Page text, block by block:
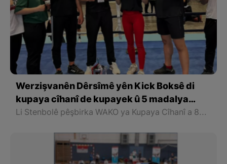
Werzişvanên Dêrsîmê yên Kick Boksê di
kupaya cîhanî de kupayek û 5 madalya
bidest xistin
Li Stenbolê pêşbirka WAKO ya Kupaya Cîhanî a 8emîn de, 5 werzişvanên Dêrsîmê serkeftinekî giring bidest xistin.